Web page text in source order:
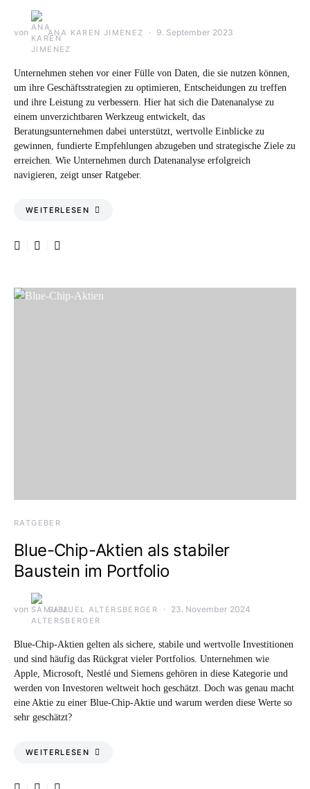
von ANA KAREN JIMENEZ 9. September 2023
Unternehmen stehen vor einer Fülle von Daten, die sie nutzen können,
um ihre Geschäftsstrategien zu optimieren, Entscheidungen zu treffen
und ihre Leistung zu verbessern. Hier hat sich die Datenanalyse zu
einem unverzichtbaren Werkzeug entwickelt, das
Beratungsunternehmen dabei unterstützt, wertvolle Einblicke zu
gewinnen, fundierte Empfehlungen abzugeben und strategische Ziele zu
erreichen. Wie Unternehmen durch Datenanalyse erfolgreich
navigieren, zeigt unser Ratgeber.
WEITERLESEN
RATGEBER
Blue-Chip-Aktien als stabiler
Baustein im Portfolio
von SAMUEL ALTERSBERGER 23. November 2024
Blue-Chip-Aktien gelten als sichere, stabile und wertvolle Investitionen
und sind häufig das Rückgrat vieler Portfolios. Unternehmen wie
Apple, Microsoft, Nestlé und Siemens gehören in diese Kategorie und
werden von Investoren weltweit hoch geschätzt. Doch was genau macht
eine Aktie zu einer Blue-Chip-Aktie und warum werden diese Werte so
sehr geschätzt?
WEITERLESEN